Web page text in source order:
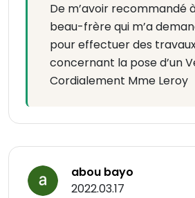
De m’avoir recommandé
beau-frère qui m’a
pour effectuer des
concernant la pose d’un
Cordialement Mme Leroy
abou bayo
2022.03.17